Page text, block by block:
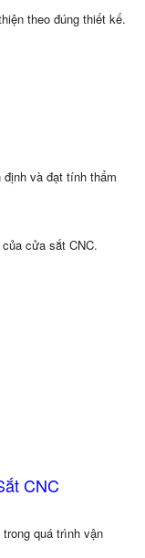
theo đúng thiết kế.
và đạt tính thẩm
cửa sắt CNC.
CNC
quá trình vận